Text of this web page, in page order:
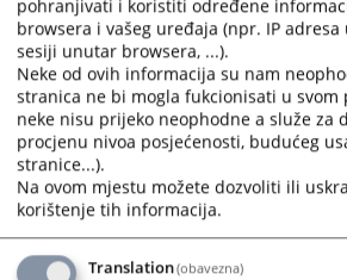
ZAVRŠEN DOKAZNI
KRIVIČNOM
PROTIV OPTUŽENIH
ADMIRE RAMIĆ, TE JE
ODRŽAVANJE
PRETRESA RADI
-
pohranjivati i koristiti određene
browsera i vašeg uređaja (npr. IP
sesiji unutar browsera, ...).
Neke od ovih informacija su nam
stranica ne bi mogla fukcionisati u svom
neke nisu prijeko neophodne a služe za
procjenu nivoa posjećenosti, budućeg
stranice...).
Na ovom mjestu možete dozvoliti ili
korištenje tih informacija.
Translation(obavezna)